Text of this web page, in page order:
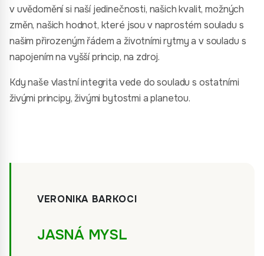
v uvědomění si naší jedinečnosti, našich kvalit, možných
změn, našich hodnot, které jsou v naprostém souladu s
našim přirozeným řádem a životními rytmy a v souladu s
napojením na vyšší princip, na zdroj.
Kdy naše vlastní integrita vede do souladu s ostatními
živými principy, živými bytostmi a planetou.
VERONIKA BARKOCI
JASNÁ MYSL